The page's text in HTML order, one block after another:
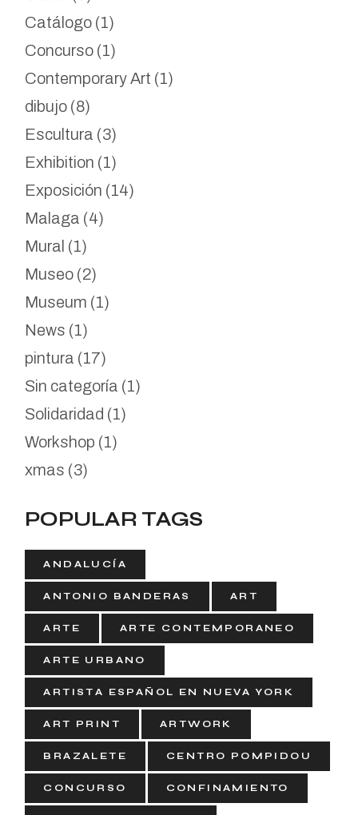
Catálogo (1)
Concurso (1)
Contemporary Art (1)
dibujo (8)
Escultura (3)
Exhibition (1)
Exposición (14)
Malaga (4)
Mural (1)
Museo (2)
Museum (1)
News (1)
pintura (17)
Sin categoría (1)
Solidaridad (1)
Workshop (1)
xmas (3)
POPULAR TAGS
ANDALUCÍA
ANTONIO BANDERAS ART
ARTE ARTE CONTEMPORANEO
ARTE URBANO
ARTISTA ESPAÑOL EN NUEVA YORK
ART PRINT ARTWORK
BRAZALETE CENTRO POMPIDOU
CONCURSO CONFINAMIENTO